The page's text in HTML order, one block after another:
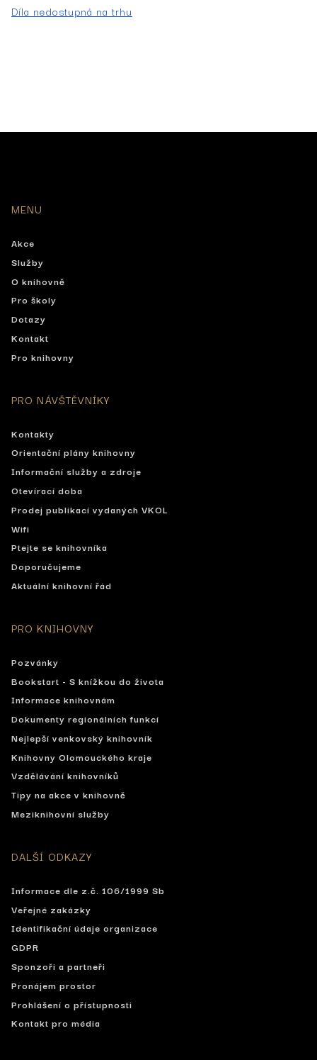
Díla nedostupná na trhu
MENU
Akce
Služby
O knihovně
Pro školy
Dotazy
Kontakt
Pro knihovny
PRO NÁVŠTĚVNÍKY
Kontakty
Orientační plány knihovny
Informační služby a zdroje
Otevírací doba
Prodej publikací vydaných VKOL
Wifi
Ptejte se knihovníka
Doporučujeme
Aktuální knihovní řád
PRO KNIHOVNY
Pozvánky
Bookstart - S knížkou do života
Informace knihovnám
Dokumenty regionálních funkcí
Nejlepší venkovský knihovník
Knihovny Olomouckého kraje
Vzdělávání knihovníků
Tipy na akce v knihovně
Meziknihovní služby
DALŠÍ ODKAZY
Informace dle z.č. 106/1999 Sb
Veřejné zakázky
Identifikační údaje organizace
GDPR
Sponzoři a partneři
Pronájem prostor
Prohlášení o přístupnosti
Kontakt pro média